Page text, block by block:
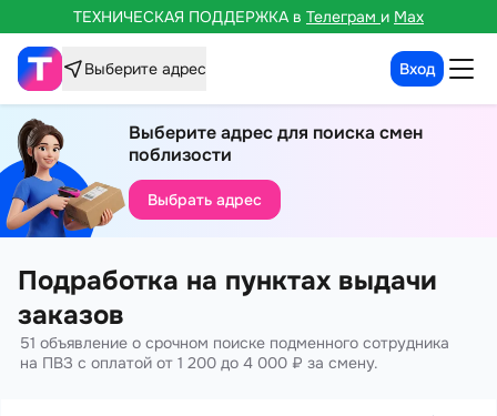
ТЕХНИЧЕСКАЯ ПОДДЕРЖКА в Телеграм и Max
Выберите адрес Вход
Выберите адрес для поиска смен
поблизости
Выбрать адрес
Подработка на пунктах выдачи
заказов
51 объявление о срочном поиске подменного сотрудника
на ПВЗ с оплатой от 1 200 до 4 000 ₽ за смену.